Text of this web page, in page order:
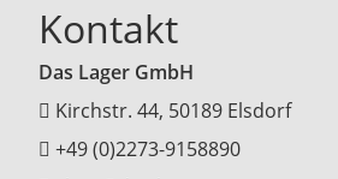
Kontakt
Das Lager GmbH
Kirchstr. 44, 50189 Elsdorf
+49 (0)2273-9158890